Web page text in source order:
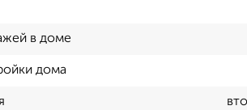
в доме
дома